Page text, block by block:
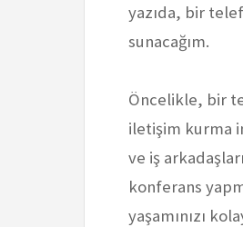
yazıda, bir
sunacağım.
Öncelikle, bir
iletişim kurma
ve iş
konferans
yaşamınızı